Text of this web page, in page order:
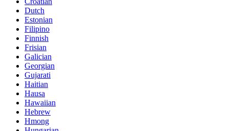
Dutch
Estonian
Filipino
Finnish
Frisian
Galician
Georgian
Gujarati
Haitian
Hausa
Hawaiian
Hebrew
Hmong